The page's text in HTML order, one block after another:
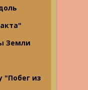
Земли
"Побег из